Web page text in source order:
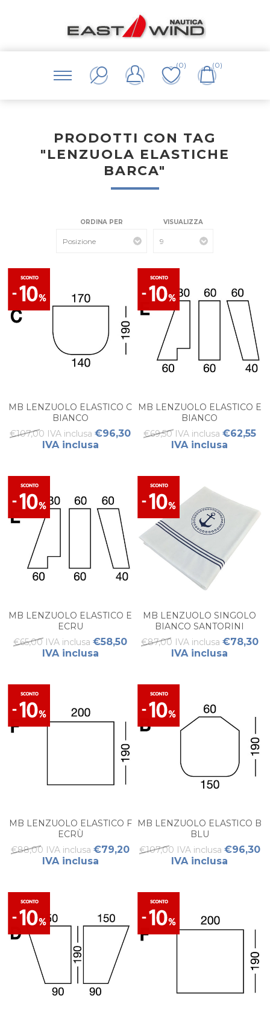
(0) (0)
PRODOTTI CON TAG
"LENZUOLA ELASTICHE
BARCA"
ORDINA PER VISUALIZZA
MB LENZUOLO ELASTICO C
BIANCO
€107,00 IVA inclusa €96,30
IVA inclusa
MB LENZUOLO ELASTICO E
BIANCO
€69,50 IVA inclusa €62,55
IVA inclusa
MB LENZUOLO ELASTICO E
ECRU
€65,00 IVA inclusa €58,50
IVA inclusa
MB LENZUOLO SINGOLO
BIANCO SANTORINI
€87,00 IVA inclusa €78,30
IVA inclusa
MB LENZUOLO ELASTICO F
ECRÙ
€88,00 IVA inclusa €79,20
IVA inclusa
MB LENZUOLO ELASTICO B
BLU
€107,00 IVA inclusa €96,30
IVA inclusa